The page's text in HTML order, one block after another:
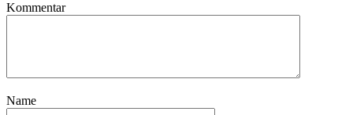
Kommentar
Name